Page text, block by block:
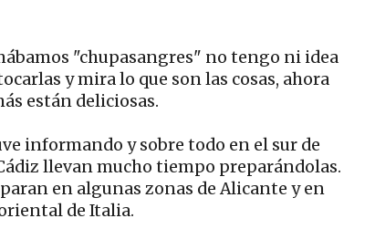
"chupasangres" no tengo ni idea
y mira lo que son las cosas, ahora
están deliciosas.
informando y sobre todo en el sur de
llevan mucho tiempo preparándolas.
en algunas zonas de Alicante y en
de Italia.